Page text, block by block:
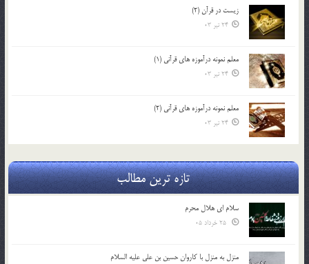
زیست در قرآن (2)
24 تیر 03
معلم نمونه درآموزه هاي قرآني (1)
24 تیر 03
معلم نمونه درآموزه هاي قرآني (2)
24 تیر 03
تازه ترین مطالب
سلام ای هلال محرم
منزل به منزل با کاروان حسین بن علی علیه السلام